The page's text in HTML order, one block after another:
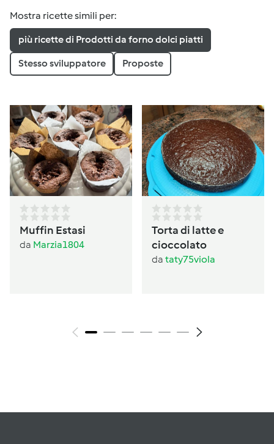
Mostra ricette simili per:
più ricette di Prodotti da forno dolci piatti
Stesso sviluppatore Proposte
Muffin Estasi
da Marzia1804
Torta di latte e
cioccolato
da taty75viola